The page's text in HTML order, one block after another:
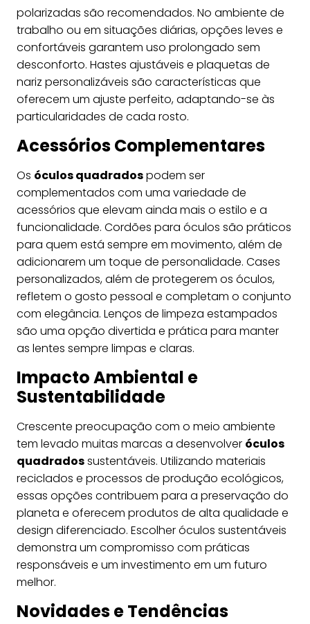
polarizadas são recomendados. No ambiente de
trabalho ou em situações diárias, opções leves e
confortáveis garantem uso prolongado sem
desconforto. Hastes ajustáveis e plaquetas de
nariz personalizáveis são características que
oferecem um ajuste perfeito, adaptando-se às
particularidades de cada rosto.
Acessórios Complementares
Os óculos quadradospodem ser
complementados com uma variedade de
acessórios que elevam ainda mais o estilo e a
funcionalidade. Cordões para óculos são práticos
para quem está sempre em movimento, além de
adicionarem um toque de personalidade. Cases
personalizados, além de protegerem os óculos,
refletem o gosto pessoal e completam o conjunto
com elegância. Lenços de limpeza estampados
são uma opção divertida e prática para manter
as lentes sempre limpas e claras.
Impacto Ambiental e
Sustentabilidade
Crescente preocupação com o meio ambiente
tem levado muitas marcas a desenvolver óculos
quadradossustentáveis. Utilizando materiais
reciclados e processos de produção ecológicos,
essas opções contribuem para a preservação do
planeta e oferecem produtos de alta qualidade e
design diferenciado. Escolher óculos sustentáveis
demonstra um compromisso com práticas
responsáveis e um investimento em um futuro
melhor.
Novidades e Tendências